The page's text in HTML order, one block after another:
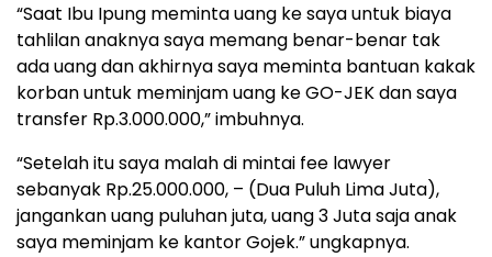
“Saat Ibu Ipung meminta uang ke saya untuk biaya
tahlilan anaknya saya memang benar-benar tak
ada uang dan akhirnya saya meminta bantuan kakak
korban untuk meminjam uang ke GO-JEK dan saya
transfer Rp.3.000.000,” imbuhnya.
“Setelah itu saya malah di mintai fee lawyer
sebanyak Rp.25.000.000, – (Dua Puluh Lima Juta),
jangankan uang puluhan juta, uang 3 Juta saja anak
saya meminjam ke kantor Gojek.” ungkapnya.